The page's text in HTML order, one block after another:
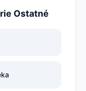
Ostatné